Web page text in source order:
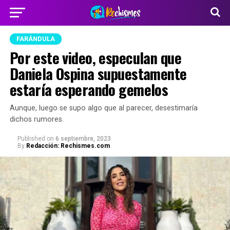
FARÁNDULA
Por este video, especulan que
Daniela Ospina supuestamente
estaría esperando gemelos
Aunque, luego se supo algo que al parecer, desestimaría
dichos rumores.
Published on 6 septiembre, 2023
By Redacción: Rechismes.com